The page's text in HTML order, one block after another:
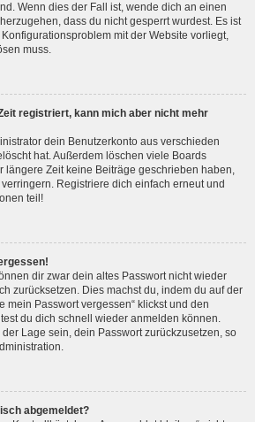
Wenn dies der Fall ist, wende dich an einen
dass du nicht gesperrt wurdest. Es ist
mit der Website vorliegt,
muss.
registriert, kann mich aber nicht mehr
dein Benutzerkonto aus verschieden
hat. Außerdem löschen viele Boards
längere Zeit keine Beiträge geschrieben haben,
Registriere dich einfach erneut und
teil!
dir zwar dein altes Passwort nicht wieder
zurücksetzen. Dies machst du, indem du auf der
mein Passwort vergessen“ klickst und den
du dich schnell wieder anmelden können.
Lage sein, dein Passwort zurückzusetzen, so
abgemeldet?